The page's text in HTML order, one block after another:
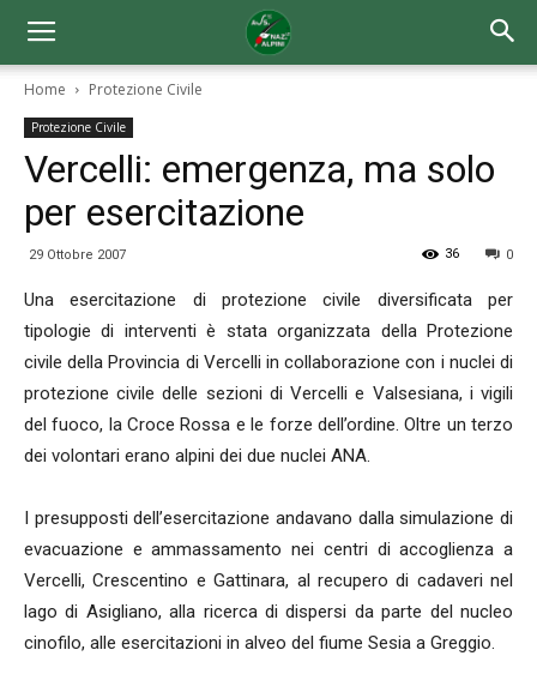
Home Protezione Civile
Protezione Civile
Vercelli: emergenza, ma solo
per esercitazione
29 Ottobre 2007 0
36
Una esercitazione di protezione civile diversificata per
tipologie di interventi è stata organizzata della Protezione
civile della Provincia di Vercelli in collaborazione con i nuclei di
protezione civile delle sezioni di Vercelli e Valsesiana, i vigili
del fuoco, la Croce Rossa e le forze dell’ordine. Oltre un terzo
dei volontari erano alpini dei due nuclei ANA.
I presupposti dell’esercitazione andavano dalla simulazione di
evacuazione e ammassamento nei centri di accoglienza a
Vercelli, Crescentino e Gattinara, al recupero di cadaveri nel
lago di Asigliano, alla ricerca di dispersi da parte del nucleo
cinofilo, alle esercitazioni in alveo del fiume Sesia a Greggio.